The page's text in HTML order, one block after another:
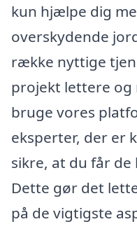
kun hjælpe dig
overskydende
række nyttige
projekt lettere og
bruge vores
eksperter, der er
sikre, at du får
Dette gør det
på de vigtigste